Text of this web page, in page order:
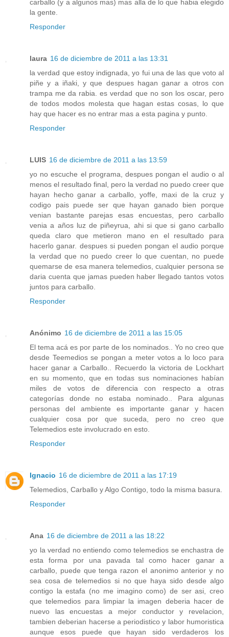
carballo (y a algunos mas) mas alla de lo que habia elegido
la gente.
Responder
laura 16 de diciembre de 2011 a las 13:31
la verdad que estoy indignada, yo fui una de las que voto al
piñe y a iñaki, y que despues hagan ganar a otros con
trampa me da rabia. es verdad que no son los oscar, pero
de todos modos molesta que hagan estas cosas, lo que
hay que hacer es no entrar mas a esta pagina y punto.
Responder
LUIS 16 de diciembre de 2011 a las 13:59
yo no escuche el programa, despues pongan el audio o al
menos el resultado final, pero la verdad no puedo creer que
hayan hecho ganar a carballo, yoffe, maxi de la cruz y
codigo pais puede ser que hayan ganado bien porque
venian bastante parejas esas encuestas, pero carballo
venia a años luz de piñeyrua, ahi si que si gano carballo
queda claro que metieron mano en el resultado para
hacerlo ganar. despues si pueden pongan el audio porque
la verdad que no puedo creer lo que cuentan, no puede
quemarse de esa manera telemedios, cualquier persona se
daria cuenta que jamas pueden haber llegado tantos votos
juntos para carballo.
Responder
Anónimo 16 de diciembre de 2011 a las 15:05
El tema acá es por parte de los nominados.. Yo no creo que
desde Teemedios se pongan a meter votos a lo loco para
hacer ganar a Carballo.. Recuerdo la victoria de Lockhart
en su momento, que en todas sus nominaciones habían
miles de votos de diferencia con respecto a otras
categorías donde no estaba nominado.. Para algunas
personas del ambiente es importante ganar y hacen
cualquier cosa por que suceda, pero no creo que
Telemedios este involucrado en esto.
Responder
Ignacio 16 de diciembre de 2011 a las 17:19
Telemedios, Carballo y Algo Contigo, todo la misma basura.
Responder
Ana 16 de diciembre de 2011 a las 18:22
yo la verdad no entiendo como telemedios se enchastra de
esta forma por una pavada tal como hacer ganar a
carballo, puede que tenga razon el anonimo anterior y no
sea cosa de telemedios si no que haya sido desde algo
contigo la estafa (no me imagino como) de ser asi, creo
que telemedios para limpiar la imagen deberia hacer de
nuevo las encuestas a mejor conductor y revelacion,
tambien deberian hacerse a periodistico y labor humoristica
aunque esos puede que hayan sido verdaderos los